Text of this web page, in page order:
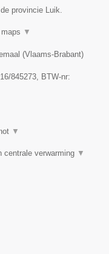
provincie Luik.
▼
(Vlaams-Brabant)
845273, BTW-nr:
▼
centrale verwarming ▼